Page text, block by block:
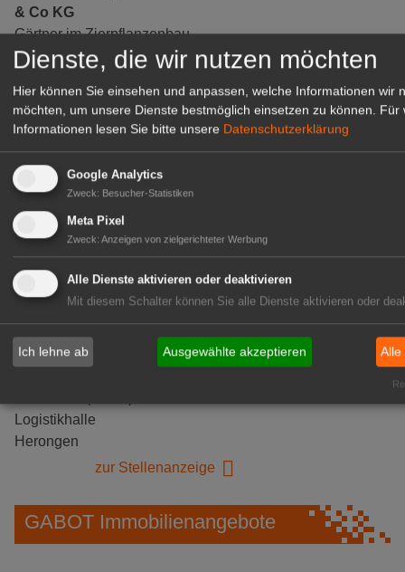
& Co KG
Gärtner im Zierpflanzenbau
(Geselle/Meister/Techniker)
Gensingen
zur Stellenanzeige
Logistikhalle
Herongen
zur Stellenanzeige
GABOT Immobilienangebote
Dienste, die wir nutzen möchten
Hier können Sie einsehen und anpassen, welche Informationen wir
möchten, um unsere Dienste bestmöglich einsetzen zu können.
Für
Informationen lesen Sie bitte unsere Datenschutzerklärung
Google Analytics
Zweck: Besucher-Statistiken
Meta Pixel
Zweck: Anzeigen von zielgerichteter Werbung
Alle Dienste aktivieren oder deaktivieren
Mit diesem Schalter können Sie alle Dienste aktivieren oder
Ich lehne ab Ausgewählte akzeptieren Alle